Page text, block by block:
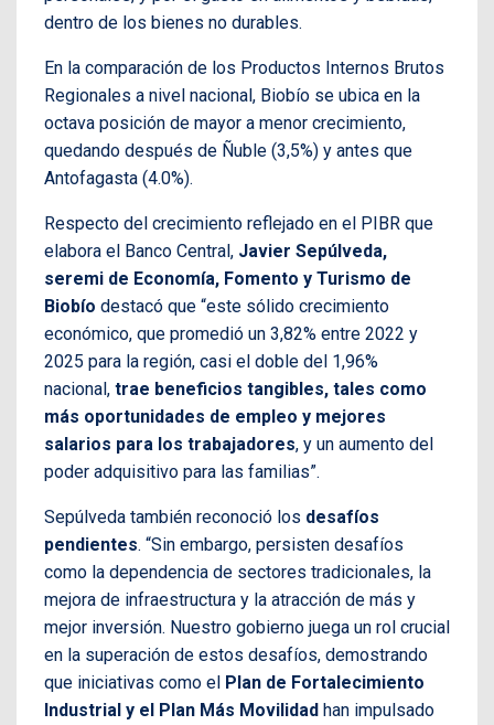
dentro de los bienes no durables.
En la comparación de los Productos Internos Brutos
Regionales a nivel nacional, Biobío se ubica en la
octava posición de mayor a menor crecimiento,
quedando después de Ñuble (3,5%) y antes que
Antofagasta (4.0%).
Respecto del crecimiento reflejado en el PIBR que
elabora el Banco Central, Javier Sepúlveda,
seremi de Economía, Fomento y Turismo de
Biobío destacó que “este sólido crecimiento
económico, que promedió un 3,82% entre 2022 y
2025 para la región, casi el doble del 1,96%
nacional, trae beneficios tangibles, tales como
más oportunidades de empleo y mejores
salarios para los trabajadores, y un aumento del
poder adquisitivo para las familias”.
Sepúlveda también reconoció los desafíos
pendientes. “Sin embargo, persisten desafíos
como la dependencia de sectores tradicionales, la
mejora de infraestructura y la atracción de más y
mejor inversión. Nuestro gobierno juega un rol crucial
en la superación de estos desafíos, demostrando
que iniciativas como el Plan de Fortalecimiento
Industrial y el Plan Más Movilidad han impulsado